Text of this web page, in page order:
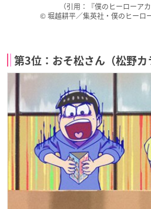
（引用：『僕のヒーローア
© 堀越耕平／集英社・僕のヒーロ
第3位：おそ松さん（松野